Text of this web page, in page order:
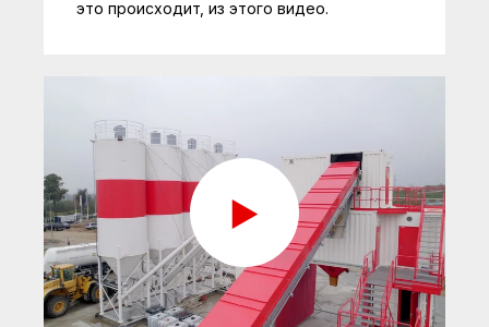
это происходит, из этого видео.